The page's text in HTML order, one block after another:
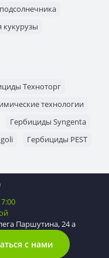
кукурузы
Техноторг
технологии
Гербициды Syngenta
Гербициды PEST
Гербициды Alfa Smart Agro
Паршутина, 24 а
с нами